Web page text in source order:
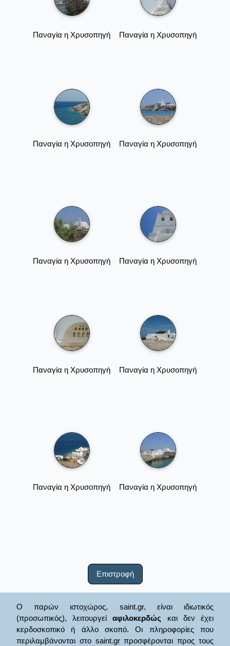
Παναγία η Χρυσοπηγή Παναγία η Χρυσοπηγή
Παναγία η Χρυσοπηγή Παναγία η Χρυσοπηγή
Παναγία η Χρυσοπηγή Παναγία η Χρυσοπηγή
Παναγία η Χρυσοπηγή Παναγία η Χρυσοπηγή
Παναγία η Χρυσοπηγή Παναγία η Χρυσοπηγή
Επιστροφή
Ο παρών ιστοχώρος, saint.gr, είναι ιδιωτικός
(προσωπικός), λειτουργείαφιλοκερδώς και δεν έχει
κερδοσκοπικό ή άλλο σκοπό. Οι πληροφορίες που
περιλαμβάνονται στο saint.gr προσφέρονται προς τους